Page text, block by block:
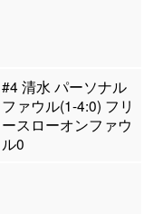
#4 清水 パーソナル
ファウル(1-4:0) フリ
ースローオンファウ
ル0